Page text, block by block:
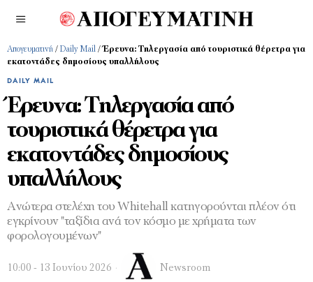
Απογευματινή / Daily Mail /Έρευνα: Τηλεργασία από τουριστικά θέρετρα για
εκατοντάδες δημοσίους υπαλλήλους
DAILY MAIL
Έρευνα: Τηλεργασία από
τουριστικά θέρετρα για
εκατοντάδες δημοσίους
υπαλλήλους
Ανώτερα στελέχη του Whitehall κατηγορούνται πλέον ότι
εγκρίνουν "ταξίδια ανά τον κόσμο με χρήματα των
φορολογουμένων"
10:00 - 13 Ιουνίου 2026 Newsroom